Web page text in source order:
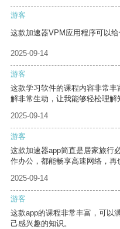
游客
这款加速器VPM应用程序可以
2025-09-14
游客
这款学习软件的课程内容非常
解非常生动，让我能够轻松理解
2025-09-14
游客
这款加速器app简直是居家旅行
作办公，都能畅享高速网络，再
2025-09-14
游客
这款app的课程非常丰富，可以
己感兴趣的知识。